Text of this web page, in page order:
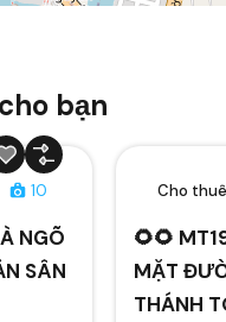
bạn
10
NGÕ
SÂN
Cho thuê
🌻🌻
MẶT
THÁNH